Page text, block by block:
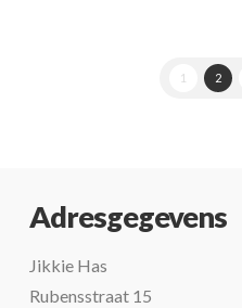
1 2
Adresgegevens
Jikkie Has
Rubensstraat 15